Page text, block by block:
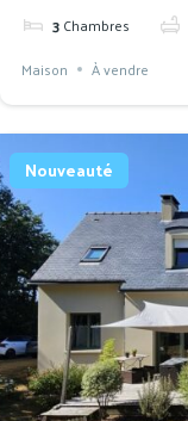
3Chambres
Maison
À vendre
Nouveauté